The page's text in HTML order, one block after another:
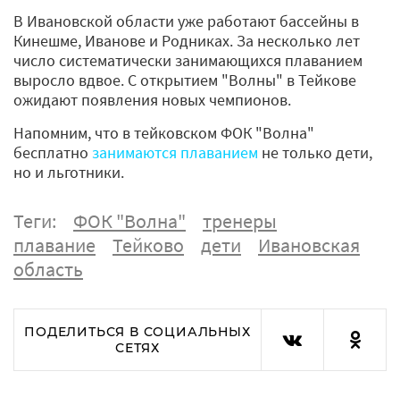
В Ивановской области уже работают бассейны в
Кинешме, Иванове и Родниках. За несколько лет
число систематически занимающихся плаванием
выросло вдвое. С открытием "Волны" в Тейкове
ожидают появления новых чемпионов.
Напомним, что в тейковском ФОК "Волна"
бесплатно занимаются плаванием не только дети,
но и льготники.
Теги: ФОК "Волна"
тренеры
плавание
Тейково дети
Ивановская
область
ПОДЕЛИТЬСЯ В СОЦИАЛЬНЫХ
СЕТЯХ